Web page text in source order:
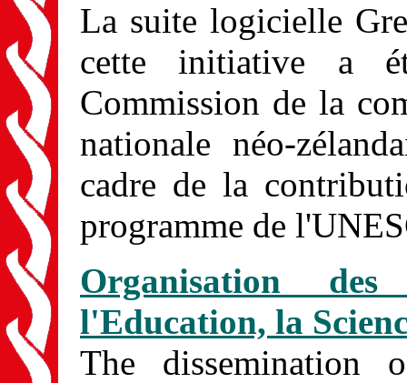
La suite logicielle
cette initiative a
Commission de la
nationale néo-
cadre de la
programme de
Organisation
l'Education, la
The dissemination